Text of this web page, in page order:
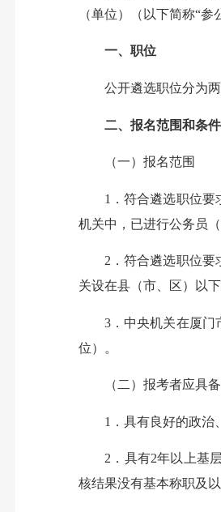
（单位）（以下简称“
一、职位
公开遴选职位分为两
二、报名范围和条件
（一）报名范围
1．符合遴选职位要求
机关中，已进行公务员
2．符合遴选职位要求
关设在县（市、区）以
3．中央机关在厦门市
位）。
（二）报考者应具备
1．具有良好的政治、
2．具有2年以上基层
核结果没有基本称职及